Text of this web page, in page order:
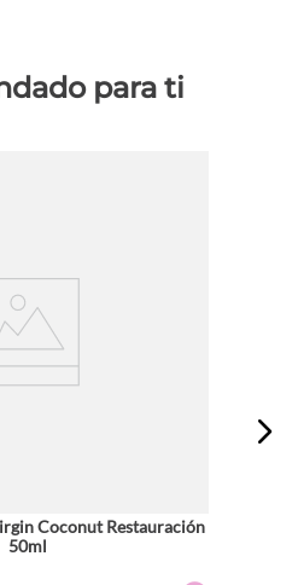
para ti
Coconut Restauración
50ml